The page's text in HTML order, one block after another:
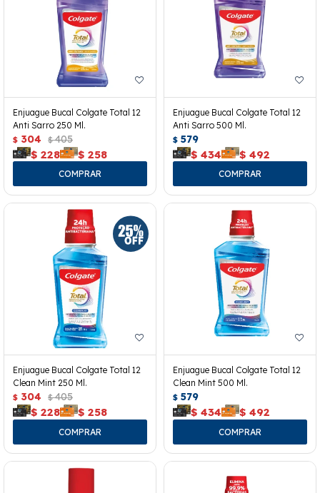
Enjuague Bucal Colgate Total 12
Anti Sarro 250 Ml.
$ 304 $ 405
$ 228 $ 258
Enjuague Bucal Colgate Total 12
Anti Sarro 500 Ml.
$ 579
$ 434 $ 492
Enjuague Bucal Colgate Total 12
Clean Mint 250 Ml.
$ 304 $ 405
$ 228 $ 258
Enjuague Bucal Colgate Total 12
Clean Mint 500 Ml.
$ 579
$ 434 $ 492